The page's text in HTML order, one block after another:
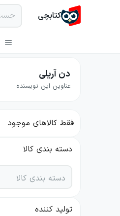
کتابچی
دن آریلی
عناوین این نویسنده
فقط کالاهای موجود
دسته بندی کالا
دسته بندی کالا
تولید کننده